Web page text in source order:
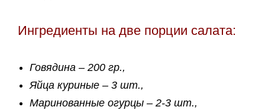
Ингредиенты на две порции салата:
Говядина – 200 гр.,
Яйца куриные – 3 шт.,
Маринованные огурцы – 2-3 шт.,